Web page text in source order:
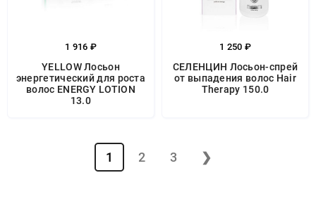
1 916 ₽
YELLOW Лосьон
энергетический для роста
волос ENERGY LOTION
13.0
1 250 ₽
СЕЛЕНЦИН Лосьон-спрей
от выпадения волос Hair
Therapy 150.0
1 2 3 ❯